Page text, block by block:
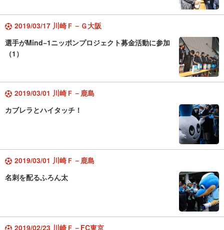
2019/03/17 川崎Ｆ－Ｇ大阪
選手がMind−1ニッポンプロジェクト募金活動に参加
（1）
2019/03/01 川崎Ｆ－鹿島
カブレラとハイタッチ！
2019/03/01 川崎Ｆ－鹿島
名刺を配るふろん太
2019/02/23 川崎Ｆ－FC東京